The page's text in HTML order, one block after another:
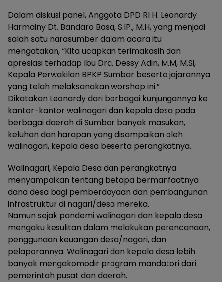
Dalam diskusi panel, Anggota DPD RI H. Leonardy
Harmainy Dt. Bandaro Basa, S.IP., M.H, yang menjadi
salah satu narasumber dalam acara itu
mengatakan, “Kita ucapkan terimakasih dan
apresiasi terhadap Ibu Dra. Dessy Adin, M.M, M.Si,
Kepala Perwakilan BPKP Sumbar beserta jajarannya
yang telah melaksanakan worshop ini.”
Dikatakan Leonardy dari berbagai kunjungannya ke
kantor-kantor walinagari dan kepala desa pada
berbagai daerah di Sumbar banyak masukan,
keluhan dan harapan yang disampaikan oleh
walinagari, kepala desa beserta perangkatnya.
Walinagari, Kepala Desa dan perangkatnya
menyampaikan tentang betapa bermanfaatnya
dana desa bagi pemberdayaan dan pembangunan
infrastruktur di nagari/desa mereka.
Namun sejak pandemi walinagari dan kepala desa
mengaku kesulitan dalam melakukan perencanaan,
penggunaan keuangan desa/nagari, dan
pelaporannya. Walinagari dan kepala desa lebih
banyak mengakomodir program mandatori dari
pemerintah pusat dan daerah.